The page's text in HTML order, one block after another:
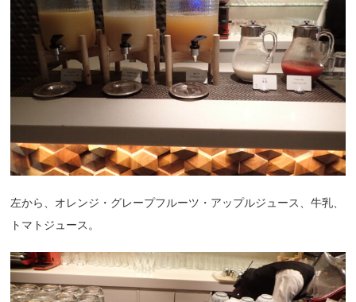
左から、オレンジ・グレープフルーツ・アップルジュース、牛乳、
トマトジュース。